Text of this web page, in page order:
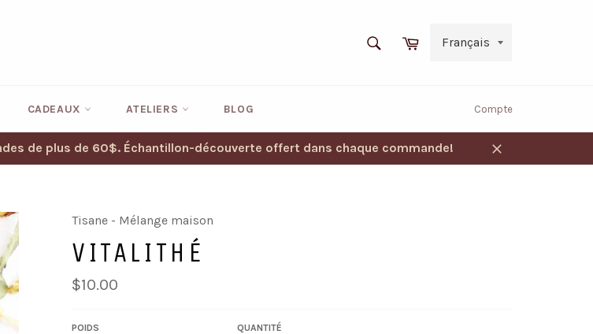
RECHERCHE
Panier
CADEAUX ATELIERS BLOG Compte
de plus de 60$. Échantillon-découverte offert dans chaque commande!
Fermer
Tisane - Mélange maison
VITALITHÉ
Prix
régulier
$10.00
POIDS QUANTITÉ